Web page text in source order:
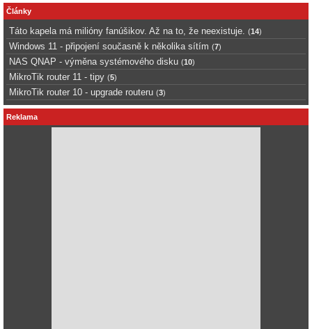
Články
Táto kapela má milióny fanúšikov. Až na to, že neexistuje. (14)
Windows 11 - připojení současně k několika sítím (7)
NAS QNAP - výměna systémového disku (10)
MikroTik router 11 - tipy (5)
MikroTik router 10 - upgrade routeru (3)
Reklama